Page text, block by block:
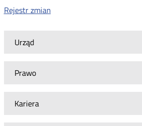
Urząd
Prawo
Kariera
Rejestr zmian